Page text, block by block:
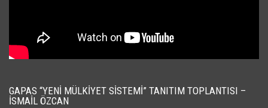
GAPAS “YENI MÜLKIYET SISTEMI” TANITIM TOPLANTISI –
İSMAIL ÖZCAN